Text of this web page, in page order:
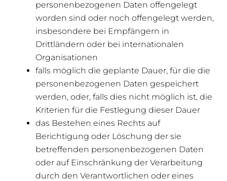
personenbezogenen Daten offengelegt
worden sind oder noch offengelegt werden,
insbesondere bei Empfängern in
Drittländern oder bei internationalen
Organisationen
falls möglich die geplante Dauer, für die die
personenbezogenen Daten gespeichert
werden, oder, falls dies nicht möglich ist, die
Kriterien für die Festlegung dieser Dauer
das Bestehen eines Rechts auf
Berichtigung oder Löschung der sie
betreffenden personenbezogenen Daten
oder auf Einschränkung der Verarbeitung
durch den Verantwortlichen oder eines